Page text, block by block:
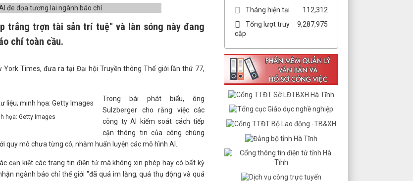
trắng trợn tài sản trí tuệ" và làn sóng này đang
chí toàn cầu.
Times, đưa ra tại Đại hội Truyền thông Thế giới lần thứ 77,
họa: Getty Images
Trong bài phát biểu, ông
Sulzberger cho rằng việc các
công ty AI kiểm soát cách tiếp
cận thông tin của công chúng
mô chưa từng có, nhằm huấn luyện các mô hình AI.
cạn kiệt các trang tin điện tử mà không xin phép hay có bất kỳ
ngành báo chí thế giới "đã quá im lặng, quá thụ động và quá
Tháng hiện tại
112,312
Tổng lượt truy
cập
9,287,975